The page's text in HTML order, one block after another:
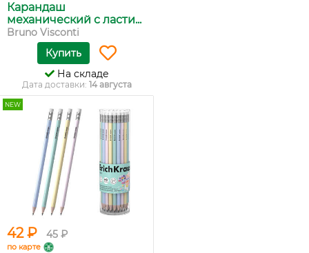
Карандаш
механический с ласти...
Bruno Visconti
Купить
На складе
Дата доставки: 14 августа
NEW
42 ₽ 45 ₽
по карте